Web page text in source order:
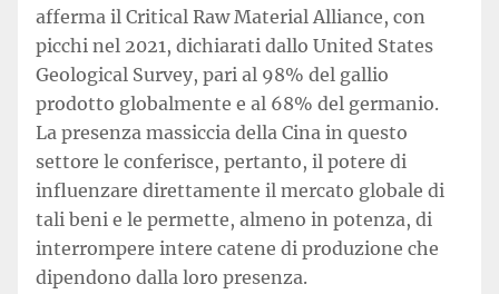
afferma il Critical Raw Material Alliance, con
picchi nel 2021, dichiarati dallo United States
Geological Survey, pari al 98% del gallio
prodotto globalmente e al 68% del germanio.
La presenza massiccia della Cina in questo
settore le conferisce, pertanto, il potere di
influenzare direttamente il mercato globale di
tali beni e le permette, almeno in potenza, di
interrompere intere catene di produzione che
dipendono dalla loro presenza.